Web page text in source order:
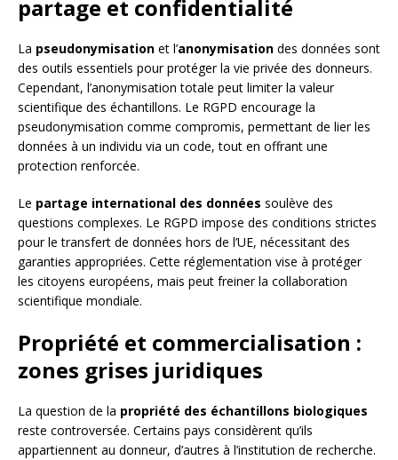
partage et confidentialité
La pseudonymisation et l’anonymisation des données sont
des outils essentiels pour protéger la vie privée des donneurs.
Cependant, l’anonymisation totale peut limiter la valeur
scientifique des échantillons. Le RGPD encourage la
pseudonymisation comme compromis, permettant de lier les
données à un individu via un code, tout en offrant une
protection renforcée.
Le partage international des données soulève des
questions complexes. Le RGPD impose des conditions strictes
pour le transfert de données hors de l’UE, nécessitant des
garanties appropriées. Cette réglementation vise à protéger
les citoyens européens, mais peut freiner la collaboration
scientifique mondiale.
Propriété et commercialisation :
zones grises juridiques
La question de la propriété des échantillons biologiques
reste controversée. Certains pays considèrent qu’ils
appartiennent au donneur, d’autres à l’institution de recherche.